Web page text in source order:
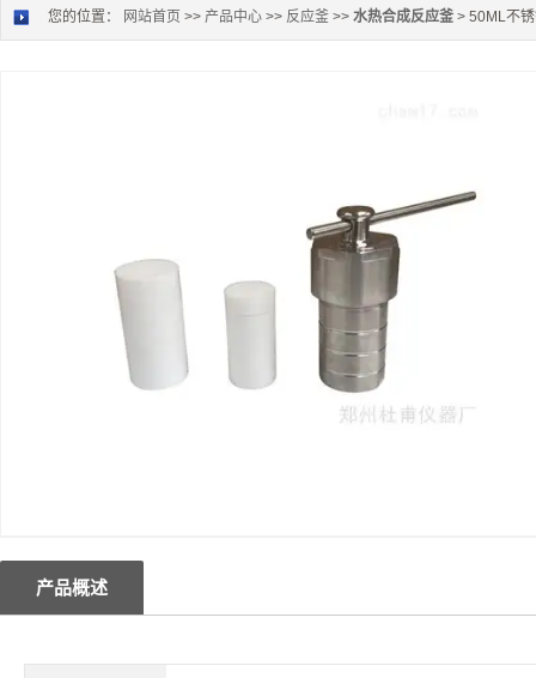
您的位置： 网站首页 >> 产品中心 >> 反应釜 >> 水热合成反应釜 > 50ML不
产品概述